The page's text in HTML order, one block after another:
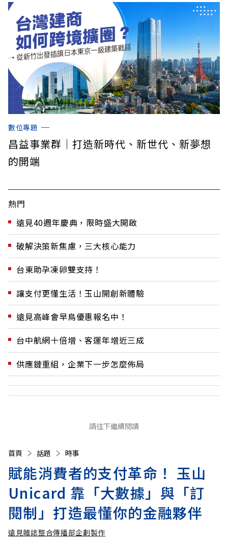
數位專題
昌益事業群｜打造新時代、新世代、新夢想
的開端
熱門
遠見40週年慶典，限時盛大開啟
破解決策新焦慮，三大核心能力
台東助孕凍卵雙支持！
讓支付更懂生活！玉山開創新體驗
遠見高峰會早鳥優惠報名中！
台中航網十倍增、客運年增近三成
供應鏈重組，企業下一步怎麼佈局
請往下繼續閱讀
首頁 話題 時事
賦能消費者的支付革命！ 玉山
Unicard 靠「大數據」與「訂
閱制」打造最懂你的金融夥伴
遠見雜誌整合傳播部企劃製作